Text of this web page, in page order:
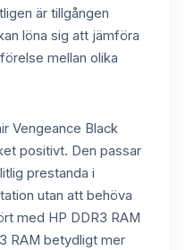
är tillgången
löna sig att jämföra
mellan olika
Vengeance Black
positivt. Den passar
prestanda i
utan att behöva
med HP DDR3 RAM
RAM betydligt mer